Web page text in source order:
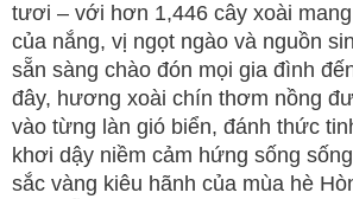
tươi – với hơn 1,446 cây xoài
của nắng, vị ngọt ngào và nguồn
sẵn sàng chào đón mọi gia đình
đây, hương xoài chín thơm nồng
vào từng làn gió biển, đánh thức
khơi dậy niềm cảm hứng sống
sắc vàng kiêu hãnh của mùa hè